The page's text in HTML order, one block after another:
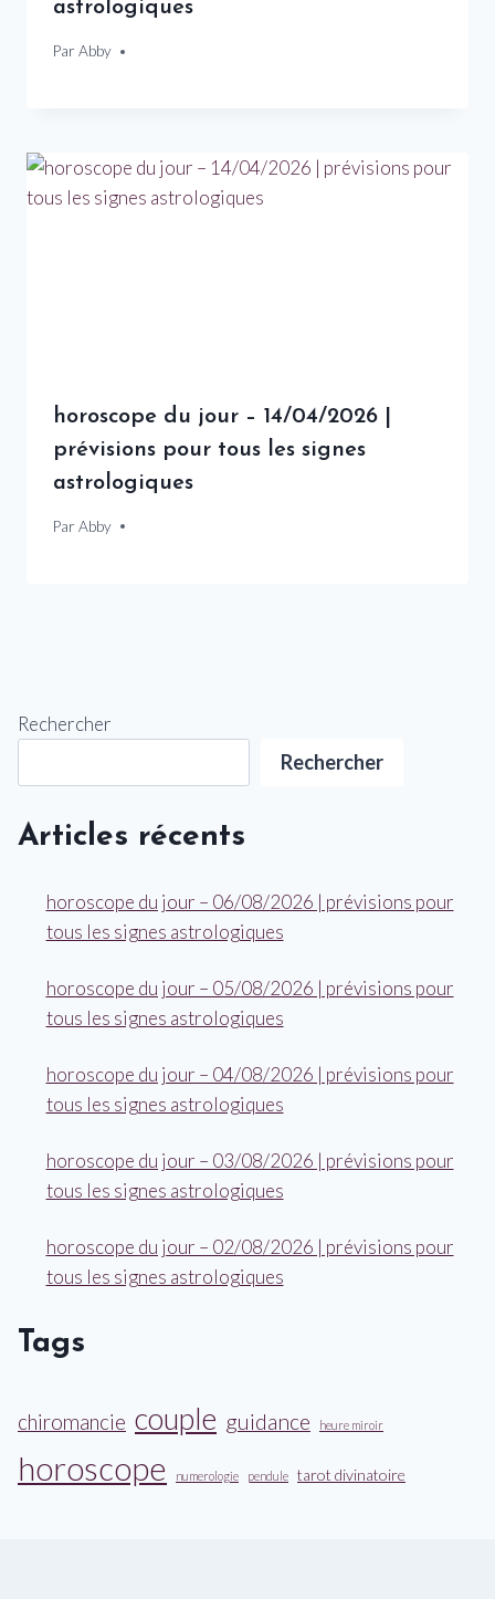
astrologiques
Par Abby
8 février 2026
horoscope du jour – 14/04/2026 |
prévisions pour tous les signes
astrologiques
Par Abby
14 avril 2026
Rechercher
Rechercher
Articles récents
horoscope du jour – 06/08/2026 | prévisions pour
tous les signes astrologiques
horoscope du jour – 05/08/2026 | prévisions pour
tous les signes astrologiques
horoscope du jour – 04/08/2026 | prévisions pour
tous les signes astrologiques
horoscope du jour – 03/08/2026 | prévisions pour
tous les signes astrologiques
horoscope du jour – 02/08/2026 | prévisions pour
tous les signes astrologiques
Tags
chiromancie couple guidance heure miroir
horoscope numerologie pendule tarot divinatoire